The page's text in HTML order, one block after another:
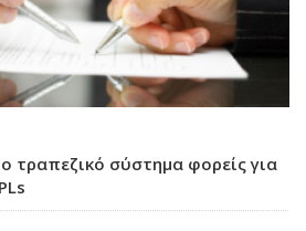
τραπεζικό σύστημα φορείς για